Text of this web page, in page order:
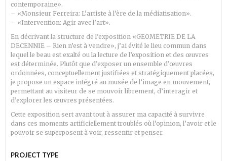
contemporaine».
– «Monsieur Ferreira: L’artiste à l’ère de la médiatisation».
– «Intervention: Agir avec l’art».
En décrivant la structure de l’exposition «GEOMETRIE DE LA
DECENNIE – Rien n’est à vendre», j’ai évité le lieu commun dans
lequel le beau est exalté ou la lecture de l’exposition et des œuvres
est déterminée. Plutôt que d’exposer un ensemble d’œuvres
ordonnées, conceptuellement justifiées et stratégiquement placées,
je propose un espace intégré au musée de l’image en mouvement,
permettant au visiteur de se mouvoir librement, d’interagir et
d’explorer les œuvres présentées.
Cette exposition sert avant tout à assurer ma capacité à survivre
dans ces moments artificiellement troublés où l’opinion, l’avoir et le
pouvoir se superposent à voir, ressentir et penser.
PROJECT TYPE